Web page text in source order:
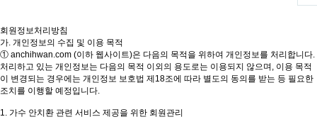
회원정보처리방침
가. 개인정보의 수집 및 이용 목적
① anchihwan.com (이하 웹사이트)은 다음의 목적을 위하여 개인정보를 처리합니다.
처리하고 있는 개인정보는 다음의 목적 이외의 용도로는 이용되지 않으며, 이용 목적
이 변경되는 경우에는 개인정보 보호법 제18조에 따라 별도의 동의를 받는 등 필요한
조치를 이행할 예정입니다.
1. 가수 안치환 관련 서비스 제공을 위한 회원관리